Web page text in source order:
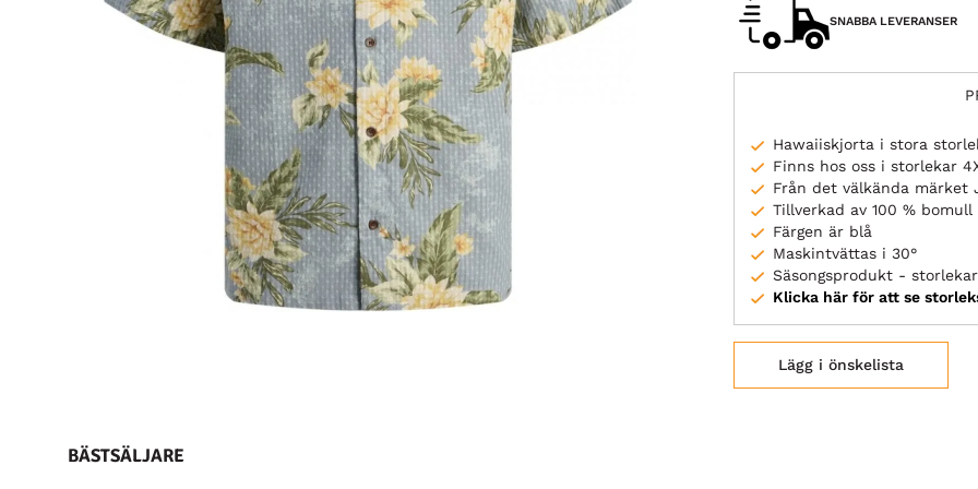
SNABBA LEVERANSER
Hawaiiskjorta i stora
Finns hos oss i storlekar
Från det välkända märket
Tillverkad av 100 % bomull
Färgen är blå
Maskintvättas i 30°
Säsongsprodukt -
Klicka här för att se
Lägg i önskelista
BÄSTSÄLJARE